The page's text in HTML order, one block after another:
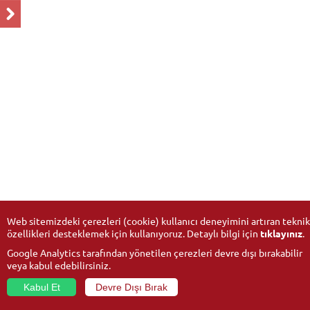
Web sitemizdeki çerezleri (cookie) kullanıcı deneyimini artıran teknik
özellikleri desteklemek için kullanıyoruz. Detaylı bilgi için tıklayınız.
Google Analytics tarafından yönetilen çerezleri devre dışı bırakabilir
veya kabul edebilirsiniz.
Kabul Et
Devre Dışı Bırak
© 2026Anadolu University- All rights reserved.